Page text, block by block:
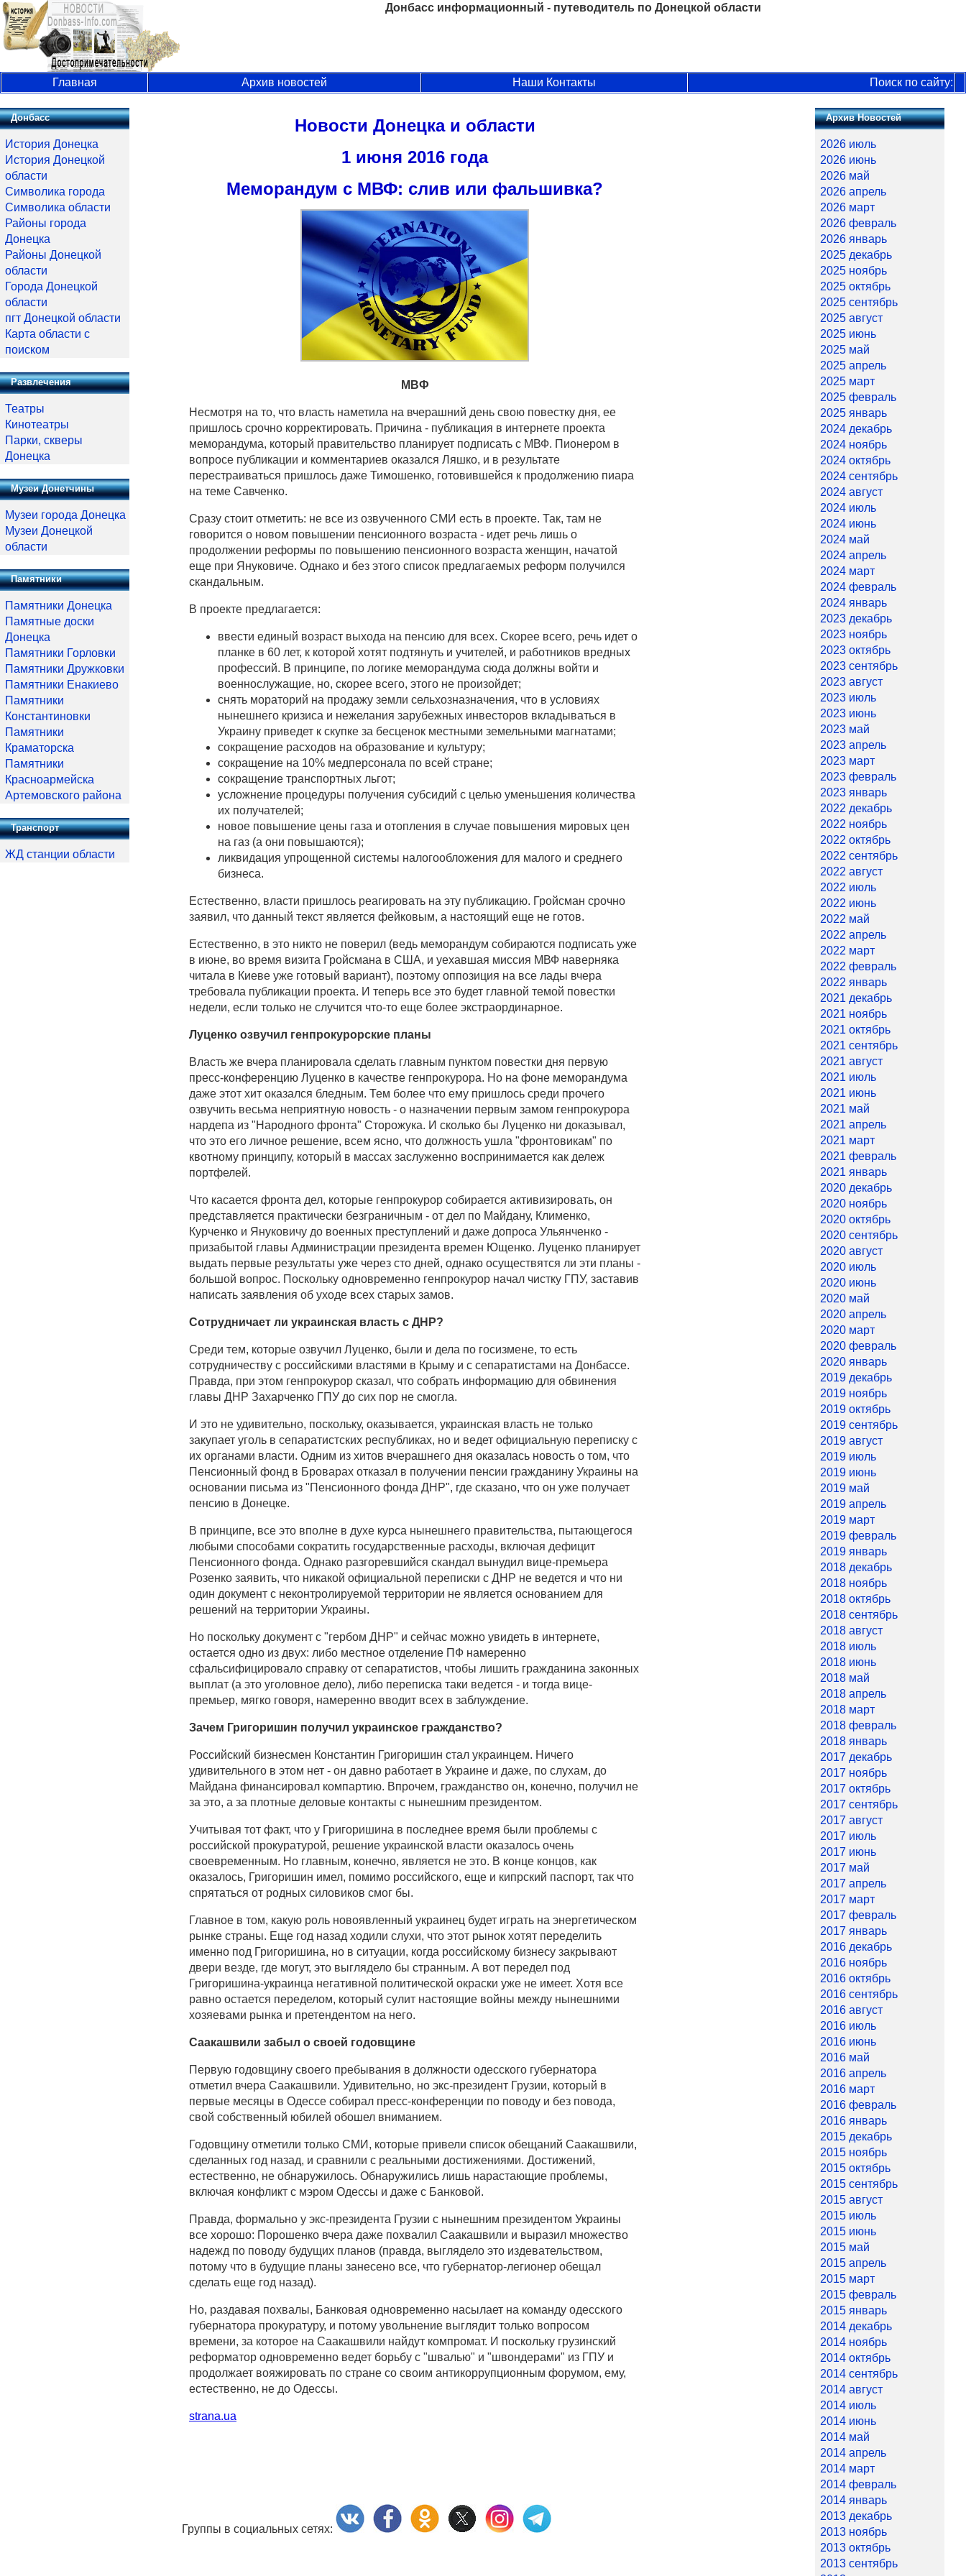
Донбасс информационный - путеводитель по Донецкой области
Главная Архив новостей Наши Контакты Поиск по сайту:
Новости Донецка и области
1 июня 2016 года
Меморандум с МВФ: слив или фальшивка?
МВФ
Несмотря на то, что власть наметила на вчерашний день свою повестку дня, ее
пришлось срочно корректировать. Причина - публикация в интернете проекта
меморандума, который правительство планирует подписать с МВФ. Пионером в
вопросе публикации и комментариев оказался Ляшко, и в результате
перестраиваться пришлось даже Тимошенко, готовившейся к продолжению пиара
на теме Савченко.
Сразу стоит отметить: не все из озвученного СМИ есть в проекте. Так, там не
говорится о новом повышении пенсионного возраста - идет речь лишь о
продолжении реформы по повышению пенсионного возраста женщин, начатой
еще при Януковиче. Однако и без этого список предлагаемых реформ получился
скандальным.
В проекте предлагается:
ввести единый возраст выхода на пенсию для всех. Скорее всего, речь идет о
планке в 60 лет, к которой хотят подтянуть и учителей, и работников вредных
профессий. В принципе, по логике меморандума сюда должны войти и
военнослужащие, но, скорее всего, этого не произойдет;
снять мораторий на продажу земли сельхозназначения, что в условиях
нынешнего кризиса и нежелания зарубежных инвесторов вкладываться в
Украину приведет к скупке за бесценок местными земельными магнатами;
сокращение расходов на образование и культуру;
сокращение на 10% медперсонала по всей стране;
сокращение транспортных льгот;
усложнение процедуры получения субсидий с целью уменьшения количества
их получателей;
новое повышение цены газа и отопления в случае повышения мировых цен
на газ (а они повышаются);
ликвидация упрощенной системы налогообложения для малого и среднего
бизнеса.
Естественно, власти пришлось реагировать на эту публикацию. Гройсман срочно
заявил, что данный текст является фейковым, а настоящий еще не готов.
Естественно, в это никто не поверил (ведь меморандум собираются подписать уже
в июне, во время визита Гройсмана в США, и уехавшая миссия МВФ наверняка
читала в Киеве уже готовый вариант), поэтому оппозиция на все лады вчера
требовала публикации проекта. И теперь все это будет главной темой повестки
недели, если только не случится что-то еще более экстраординарное.
Луценко озвучил генпрокурорские планы
Власть же вчера планировала сделать главным пунктом повестки дня первую
пресс-конференцию Луценко в качестве генпрокурора. Но на фоне меморандума
даже этот хит оказался бледным. Тем более что ему пришлось среди прочего
озвучить весьма неприятную новость - о назначении первым замом генпрокурора
нардепа из "Народного фронта" Сторожука. И сколько бы Луценко ни доказывал,
что это его личное решение, всем ясно, что должность ушла "фронтовикам" по
квотному принципу, который в массах заслуженно воспринимается как дележ
портфелей.
Что касается фронта дел, которые генпрокурор собирается активизировать, он
представляется практически безграничным - от дел по Майдану, Клименко,
Курченко и Януковичу до военных преступлений и даже допроса Ульянченко -
призабытой главы Администрации президента времен Ющенко. Луценко планирует
выдать первые результаты уже через сто дней, однако осуществятся ли эти планы -
большой вопрос. Поскольку одновременно генпрокурор начал чистку ГПУ, заставив
написать заявления об уходе всех старых замов.
Сотрудничает ли украинская власть с ДНР?
Среди тем, которые озвучил Луценко, были и дела по госизмене, то есть
сотрудничеству с российскими властями в Крыму и с сепаратистами на Донбассе.
Правда, при этом генпрокурор сказал, что собрать информацию для обвинения
главы ДНР Захарченко ГПУ до сих пор не смогла.
И это не удивительно, поскольку, оказывается, украинская власть не только
закупает уголь в сепаратистских республиках, но и ведет официальную переписку с
их органами власти. Одним из хитов вчерашнего дня оказалась новость о том, что
Пенсионный фонд в Броварах отказал в получении пенсии гражданину Украины на
основании письма из "Пенсионного фонда ДНР", где сказано, что он уже получает
пенсию в Донецке.
В принципе, все это вполне в духе курса нынешнего правительства, пытающегося
любыми способами сократить государственные расходы, включая дефицит
Пенсионного фонда. Однако разгоревшийся скандал вынудил вице-премьера
Розенко заявить, что никакой официальной переписки с ДНР не ведется и что ни
один документ с неконтролируемой территории не является основанием для
решений на территории Украины.
Но поскольку документ с "гербом ДНР" и сейчас можно увидеть в интернете,
остается одно из двух: либо местное отделение ПФ намеренно
сфальсифицировало справку от сепаратистов, чтобы лишить гражданина законных
выплат (а это уголовное дело), либо переписка таки ведется - и тогда вице-
премьер, мягко говоря, намеренно вводит всех в заблуждение.
Зачем Григоришин получил украинское гражданство?
Российский бизнесмен Константин Григоришин стал украинцем. Ничего
удивительного в этом нет - он давно работает в Украине и даже, по слухам, до
Майдана финансировал компартию. Впрочем, гражданство он, конечно, получил не
за это, а за плотные деловые контакты с нынешним президентом.
Учитывая тот факт, что у Григоришина в последнее время были проблемы с
российской прокуратурой, решение украинской власти оказалось очень
своевременным. Но главным, конечно, является не это. В конце концов, как
оказалось, Григоришин имел, помимо российского, еще и кипрский паспорт, так что
спрятаться от родных силовиков смог бы.
Главное в том, какую роль новоявленный украинец будет играть на энергетическом
рынке страны. Еще год назад ходили слухи, что этот рынок хотят переделить
именно под Григоришина, но в ситуации, когда российскому бизнесу закрывают
двери везде, где могут, это выглядело бы странным. А вот передел под
Григоришина-украинца негативной политической окраски уже не имеет. Хотя все
равно остается переделом, который сулит настоящие войны между нынешними
хозяевами рынка и претендентом на него.
Саакашвили забыл о своей годовщине
Первую годовщину своего пребывания в должности одесского губернатора
отметил вчера Саакашвили. Удивительно, но экс-президент Грузии, который в
первые месяцы в Одессе собирал пресс-конференции по поводу и без повода,
свой собственный юбилей обошел вниманием.
Годовщину отметили только СМИ, которые привели список обещаний Саакашвили,
сделанных год назад, и сравнили с реальными достижениями. Достижений,
естественно, не обнаружилось. Обнаружились лишь нарастающие проблемы,
включая конфликт с мэром Одессы и даже с Банковой.
Правда, формально у экс-президента Грузии с нынешним президентом Украины
все хорошо: Порошенко вчера даже похвалил Саакашвили и выразил множество
надежд по поводу будущих планов (правда, выглядело это издевательством,
потому что в будущие планы занесено все, что губернатор-легионер обещал
сделать еще год назад).
Но, раздавая похвалы, Банковая одновременно насылает на команду одесского
губернатора прокуратуру, и потому увольнение выглядит только вопросом
времени, за которое на Саакашвили найдут компромат. И поскольку грузинский
реформатор одновременно ведет борьбу с "швалью" и "швондерами" из ГПУ и
продолжает вояжировать по стране со своим антикоррупционным форумом, ему,
естественно, не до Одессы.
strana.ua
Группы в социальных сетях:
Донбасс
История Донецка
История Донецкой
области
Символика города
Символика области
Районы города
Донецка
Районы Донецкой
области
Города Донецкой
области
пгт Донецкой области
Карта области с
поиском
Развлечения
Театры
Кинотеатры
Парки, скверы
Донецка
Музеи Донетчины
Музеи города Донецка
Музеи Донецкой
области
Памятники
Памятники Донецка
Памятные доски
Донецка
Памятники Горловки
Памятники Дружковки
Памятники Енакиево
Памятники
Константиновки
Памятники
Краматорска
Памятники
Красноармейска
Артемовского района
Транспорт
ЖД станции области
Архив Новостей
2026 июль
2026 июнь
2026 май
2026 апрель
2026 март
2026 февраль
2026 январь
2025 декабрь
2025 ноябрь
2025 октябрь
2025 сентябрь
2025 август
2025 июнь
2025 май
2025 апрель
2025 март
2025 февраль
2025 январь
2024 декабрь
2024 ноябрь
2024 октябрь
2024 сентябрь
2024 август
2024 июль
2024 июнь
2024 май
2024 апрель
2024 март
2024 февраль
2024 январь
2023 декабрь
2023 ноябрь
2023 октябрь
2023 сентябрь
2023 август
2023 июль
2023 июнь
2023 май
2023 апрель
2023 март
2023 февраль
2023 январь
2022 декабрь
2022 ноябрь
2022 октябрь
2022 сентябрь
2022 август
2022 июль
2022 июнь
2022 май
2022 апрель
2022 март
2022 февраль
2022 январь
2021 декабрь
2021 ноябрь
2021 октябрь
2021 сентябрь
2021 август
2021 июль
2021 июнь
2021 май
2021 апрель
2021 март
2021 февраль
2021 январь
2020 декабрь
2020 ноябрь
2020 октябрь
2020 сентябрь
2020 август
2020 июль
2020 июнь
2020 май
2020 апрель
2020 март
2020 февраль
2020 январь
2019 декабрь
2019 ноябрь
2019 октябрь
2019 сентябрь
2019 август
2019 июль
2019 июнь
2019 май
2019 апрель
2019 март
2019 февраль
2019 январь
2018 декабрь
2018 ноябрь
2018 октябрь
2018 сентябрь
2018 август
2018 июль
2018 июнь
2018 май
2018 апрель
2018 март
2018 февраль
2018 январь
2017 декабрь
2017 ноябрь
2017 октябрь
2017 сентябрь
2017 август
2017 июль
2017 июнь
2017 май
2017 апрель
2017 март
2017 февраль
2017 январь
2016 декабрь
2016 ноябрь
2016 октябрь
2016 сентябрь
2016 август
2016 июль
2016 июнь
2016 май
2016 апрель
2016 март
2016 февраль
2016 январь
2015 декабрь
2015 ноябрь
2015 октябрь
2015 сентябрь
2015 август
2015 июль
2015 июнь
2015 май
2015 апрель
2015 март
2015 февраль
2015 январь
2014 декабрь
2014 ноябрь
2014 октябрь
2014 сентябрь
2014 август
2014 июль
2014 июнь
2014 май
2014 апрель
2014 март
2014 февраль
2014 январь
2013 декабрь
2013 ноябрь
2013 октябрь
2013 сентябрь